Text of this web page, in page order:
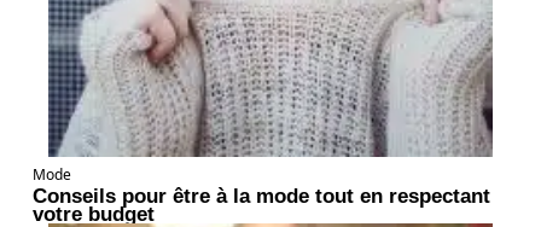
Mode
Conseils pour être à la mode tout en respectant
votre budget